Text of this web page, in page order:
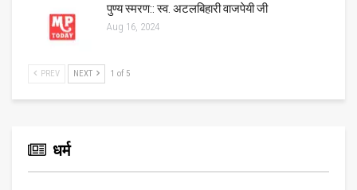
पुण्य स्मरण:: स्व. अटलबिहारी वाजपेयी जी
Aug 16, 2024
PREV NEXT 1 of 5
धर्म